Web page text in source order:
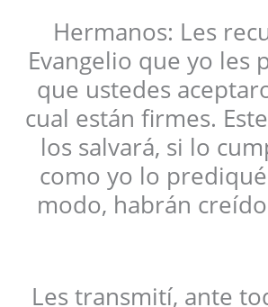
Hermanos: Les
Evangelio que yo les
que ustedes
cual están firmes.
los salvará, si lo
como yo lo
modo, habrán
Les transmití, ante